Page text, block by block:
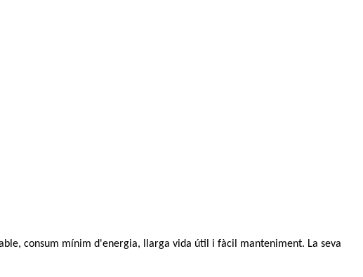
consum mínim d'energia, llarga vida útil i fàcil manteniment. La seva